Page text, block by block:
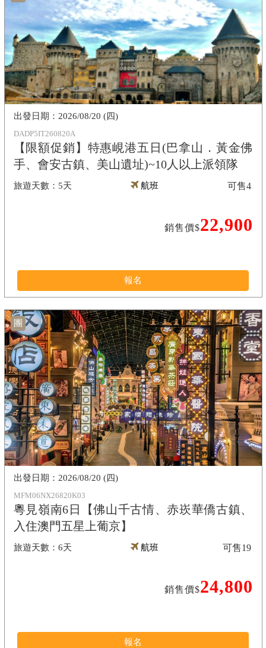
DADP5IT260820A
【限額促銷】特惠峴港五日(巴拿山．黃金佛
手、會安古鎮、美山遺址)~10人以上派領隊
5天
2026/08/20 (四)
航班
銷售價$22,900
可售4
報名
團
MFM06NX26820K03
粵見嶺南6日【佛山千古情、赤崁華僑古鎮、
入住澳門五星上葡京】
6天
2026/08/20 (四)
航班
銷售價$24,800
可售19
報名